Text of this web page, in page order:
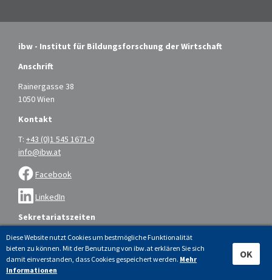
ibw - Institut für Bildungsforschung der Wirtschaft
Anschrift
Rainergasse 38
1050 Wien
Kontakt
T: +43 (0)1 545 1671-0
info@ibw.at
Facebook
LinkedIn
Sekretariatszeiten
Montag bis Donnerstag: 9.00 – 16.00 Uhr
Freitag: 9.00 – 14.00 Uhr
Diese Website nutzt Cookies um bestmögliche Funktionalität
bieten zu können. Mit der Benutzung von ibw.at erklären Sie sich
damit einverstanden, dass Cookies gespeichert werden. Mehr
Informationen
OK